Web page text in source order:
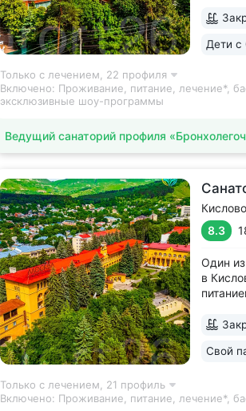
Дети с
Только с лечением,
22 профиля
Включено: Проживание, питание, лечение*,
эксклюзивные шоу-программы
Ведущий санаторий профиля
8.3
Один
в
с
Свой
Только с лечением,
21 профиль
Включено: Проживание, питание, лечение*,